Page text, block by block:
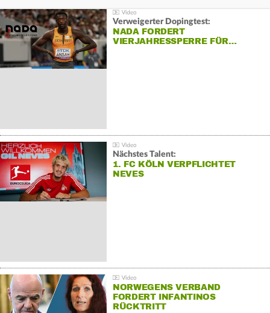
Verweigerter Dopingtest:
NADA FORDERT
VIERJAHRESSPERRE FÜR…
Nächstes Talent:
1. FC KÖLN VERPFLICHTET
NEVES
NORWEGENS VERBAND
FORDERT INFANTINOS
RÜCKTRITT